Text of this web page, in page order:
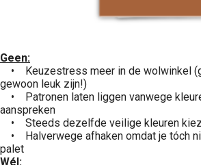
Geen:
• Keuzestress meer in de wolwinkel
gewoon leuk zijn!)
• Patronen laten liggen vanwege
aanspreken
• Steeds dezelfde veilige kleuren
• Halverwege afhaken omdat je tóch
palet
Wél: